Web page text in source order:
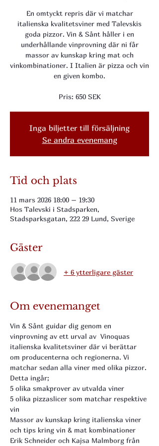
En omtyckt repris där vi matchar
italienska kvalitetsviner med Talevskis
goda pizzor. Vin & Sånt håller i en
underhållande vinprovning där ni får
massor av kunskap kring mat och
vinkombinationer. I Italien är pizza och vin
en given kombo.
Pris: 650 SEK
Inga biljetter till försäljning
Se andra evenemang
Tid och plats
11 mars 2026 18:00 – 19:30
Hos Talevski i Stadsparken,
Stadsparksgatan, 222 29 Lund, Sverige
Gäster
+ 6 ytterligare gäster
Om evenemanget
Vin & Sånt guidar dig genom en
vinprovning av ett urval av  Vinoquas
italienska kvalitetsviner där vi berättar
om producenterna och regionerna. Vi
matchar sedan alla viner med olika pizzor.
Detta ingår;
5 olika smakprover av utvalda viner
5 olika pizzaslicer som matchar respektive
vin
Massor av kunskap kring italienska viner
och tips kring vin & mat kombinationer
Erik Schneider och Kajsa Malmborg från